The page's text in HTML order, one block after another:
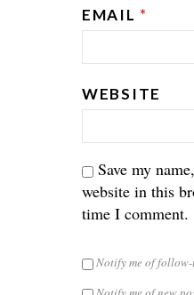
EMAIL *
WEBSITE
Save my
website in this
time I comment.
Notify me of follow-